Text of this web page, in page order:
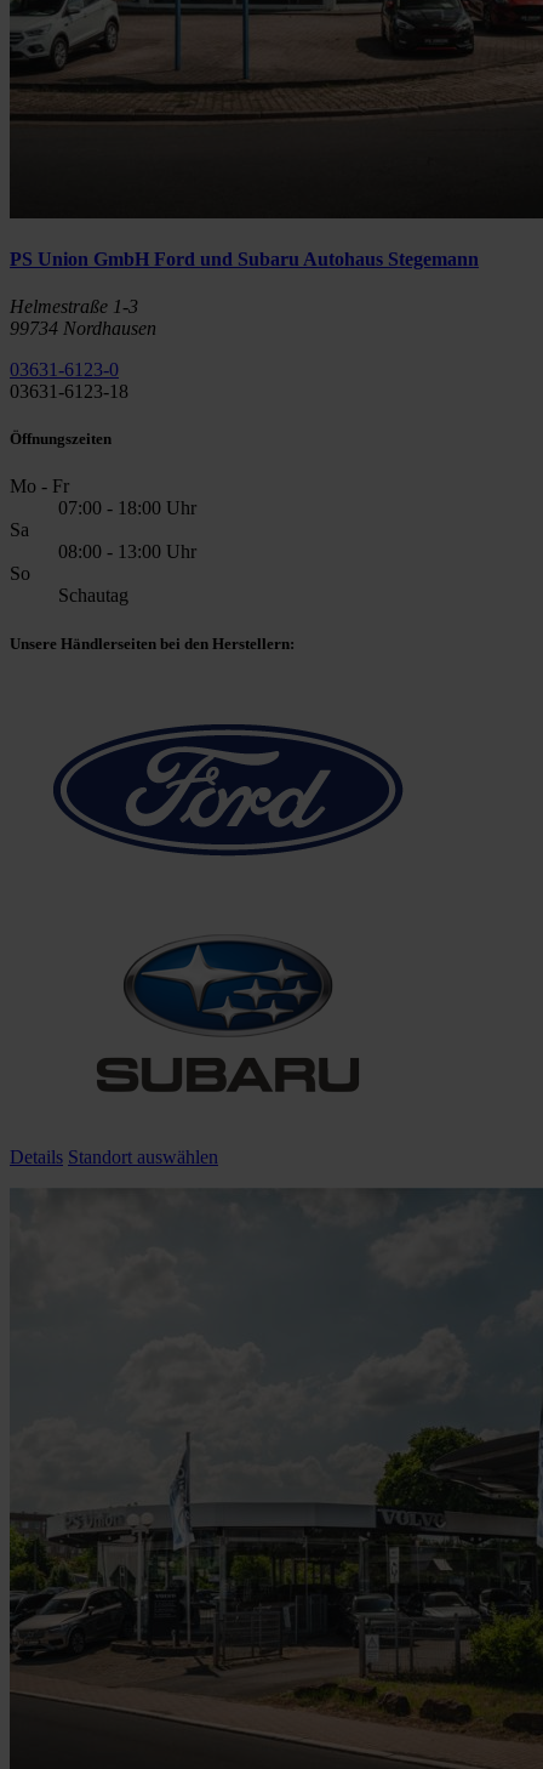
PS Union GmbH Ford und Subaru Autohaus Stegemann
Helmestraße 1-3
99734 Nordhausen
03631-6123-0
03631-6123-18
Öffnungszeiten
Mo - Fr
07:00 - 18:00 Uhr
Sa
08:00 - 13:00 Uhr
So
Schautag
Unsere Händlerseiten bei den Herstellern:
Details Standort auswählen